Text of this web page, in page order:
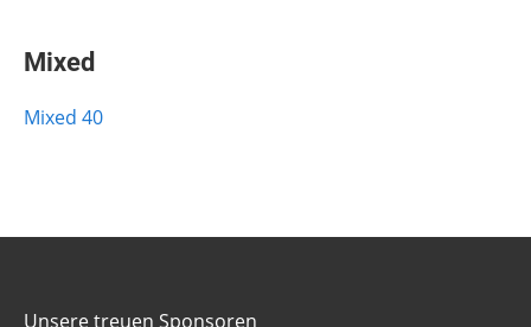
Mixed
Mixed 40
Unsere treuen Sponsoren